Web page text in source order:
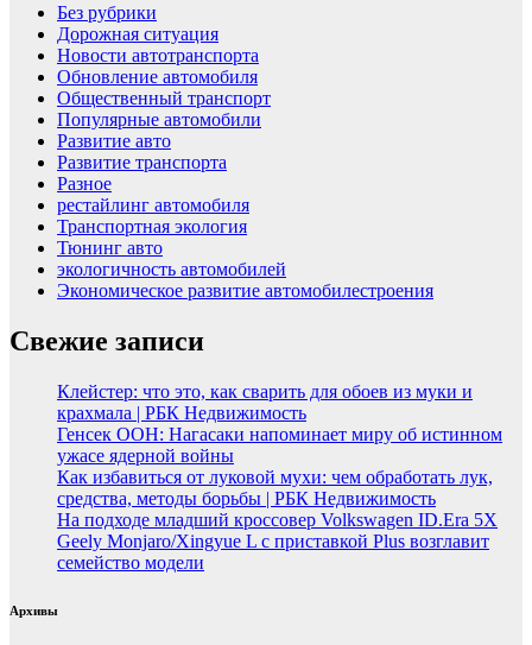
Без рубрики
Дорожная ситуация
Новости автотранспорта
Обновление автомобиля
Общественный транспорт
Популярные автомобили
Развитие авто
Развитие транспорта
Разное
рестайлинг автомобиля
Транспортная экология
Тюнинг авто
экологичность автомобилей
Экономическое развитие автомобилестроения
Свежие записи
Клейстер: что это, как сварить для обоев из муки и
крахмала | РБК Недвижимость
Генсек ООН: Нагасаки напоминает миру об истинном
ужасе ядерной войны
Как избавиться от луковой мухи: чем обработать лук,
средства, методы борьбы | РБК Недвижимость
На подходе младший кроссовер Volkswagen ID.Era 5X
Geely Monjaro/Xingyue L с приставкой Plus возглавит
семейство модели
Архивы